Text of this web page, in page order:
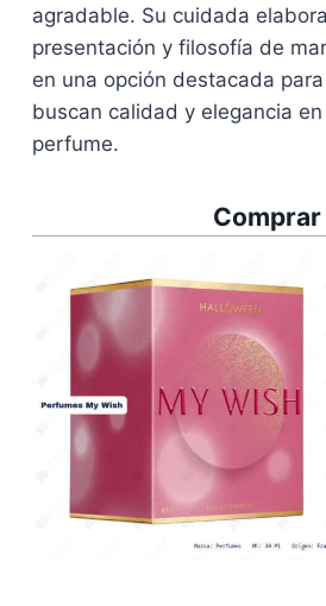
agradable. Su cuidada
presentación y filosofía de
en una opción destacada
buscan calidad y elegancia
perfume.
Comprar